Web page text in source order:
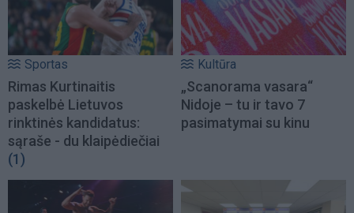
Sportas
Rimas Kurtinaitis
paskelbė Lietuvos
rinktinės kandidatus:
sąraše - du klaipėdiečiai
(1)
Kultūra
„Scanorama vasara“
Nidoje – tu ir tavo 7
pasimatymai su kinu